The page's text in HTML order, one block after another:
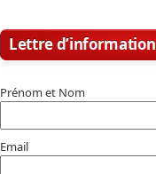
Lettre d’information
Prénom et Nom
Email